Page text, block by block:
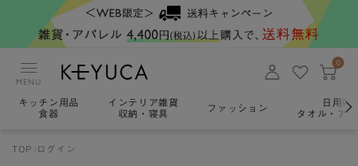
MENU
0
キッチン用品
食器
インテリア雑貨
収納・寝具
ファッション
日用雑
タオル・ア
TOP ログイン